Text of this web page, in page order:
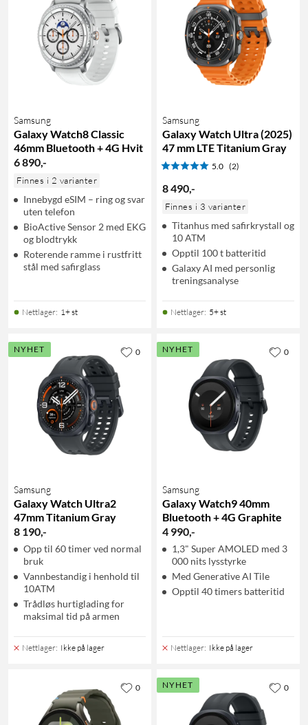
Samsung
Galaxy Watch8 Classic
46mm Bluetooth + 4G Hvit
6 890,-
Finnes i 2 varianter
Innebygd eSIM – ring og svar
uten telefon
BioActive Sensor 2 med EKG
og blodtrykk
Roterende ramme i rustfritt
stål med safirglass
Nettlager: 1+ st
Samsung
Galaxy Watch Ultra (2025)
47 mm LTE Titanium Gray
5.0 (2)
8 490,-
Finnes i 3 varianter
Titanhus med safirkrystall og
10 ATM
Opptil 100 t batteritid
Galaxy AI med personlig
treningsanalyse
Nettlager: 5+ st
NYHET
Samsung
Galaxy Watch Ultra2
47mm Titanium Gray
8 190,-
Opp til 60 timer ved normal
bruk
Vannbestandig i henhold til
10ATM
Trådløs hurtiglading for
maksimal tid på armen
Nettlager: Ikke på lager
0 NYHET
Samsung
Galaxy Watch9 40mm
Bluetooth + 4G Graphite
4 990,-
1,3" Super AMOLED med 3
000 nits lysstyrke
Med Generative AI Tile
Opptil 40 timers batteritid
Nettlager: Ikke på lager
0
0 NYHET 0